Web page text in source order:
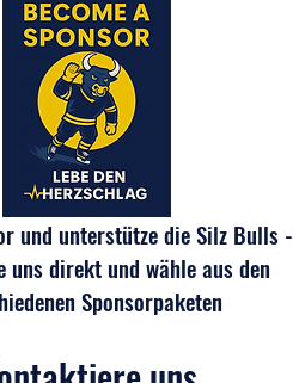
und unterstütze die Silz Bulls -
uns direkt und wähle aus den
Sponsorpaketen